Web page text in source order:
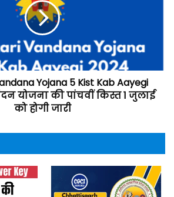
Yojana 5 Kist Kab Aayegi
योजना की पांचवीं किस्त 1 जुलाई
को होगी जारी